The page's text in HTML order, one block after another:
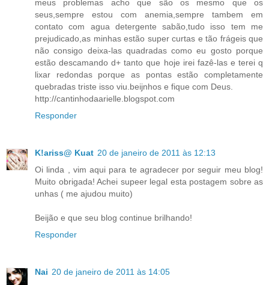
meus problemas acho que são os mesmo que os
seus,sempre estou com anemia,sempre tambem em
contato com agua detergente sabão,tudo isso tem me
prejudicado,as minhas estão super curtas e tão frágeis que
não consigo deixa-las quadradas como eu gosto porque
estão descamando d+ tanto que hoje irei fazê-las e terei q
lixar redondas porque as pontas estão completamente
quebradas triste isso viu.beijnhos e fique com Deus.
http://cantinhodaarielle.blogspot.com
Responder
K!ariss@ Kuat 20 de janeiro de 2011 às 12:13
Oi linda , vim aqui para te agradecer por seguir meu blog!
Muito obrigada! Achei supeer legal esta postagem sobre as
unhas ( me ajudou muito)
Beijão e que seu blog continue brilhando!
Responder
Nai 20 de janeiro de 2011 às 14:05